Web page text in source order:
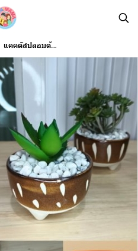
แคคตัสปลอมต้นไม้ประดิษฐ์ในกระถางเซรามิก Artificial cactus in a ceramic pot.